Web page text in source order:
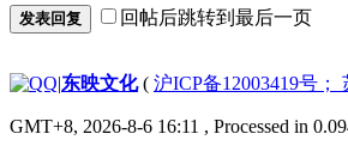
发表回复 回帖后跳转到最后一页
|东映文化( 沪ICP备12003419号；
GMT+8, 2026-8-6 16:11 , Processed in